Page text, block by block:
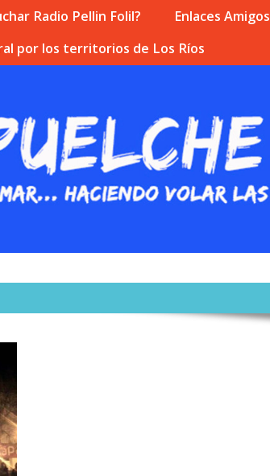
Radio Pellin Folil? Enlaces Amigos
por los territorios de Los Ríos